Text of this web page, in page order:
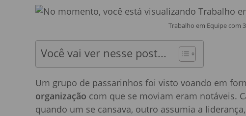
Trabalho em Equipe com
Você vai ver nesse post...
Um grupo de passarinhos foi visto voando em
organização com que se moviam eram notáveis.
quando um se cansava, outro assumia a